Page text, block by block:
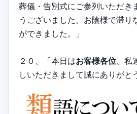
葬儀・告別式にご参列いただき
うございました。お陰様で滞り
ができました。」
２０、「本日はお客様各位 、
しいただきまして誠にありがと